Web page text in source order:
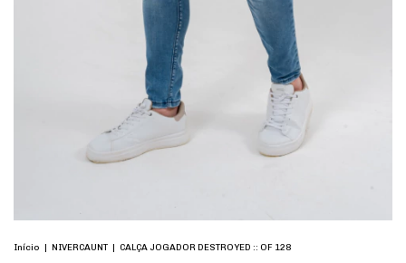
Início NIVERCAUNT CALÇA JOGADOR DESTROYED :: OF 128